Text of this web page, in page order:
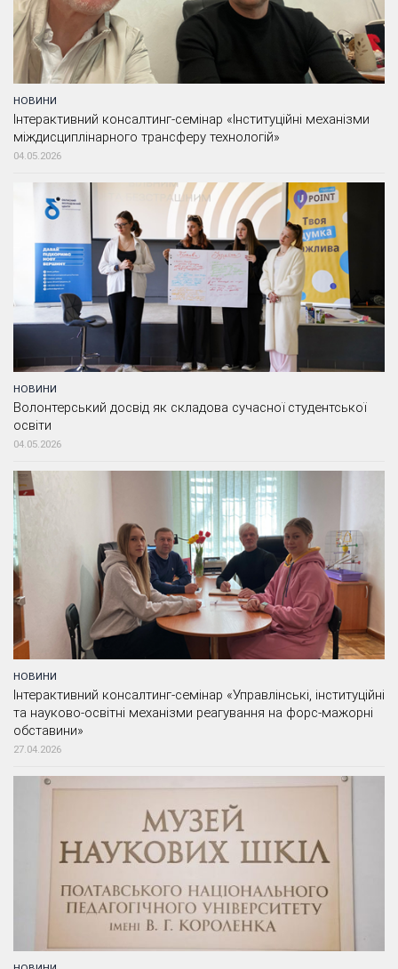
НОВИНИ
Інтерактивний консалтинг-семінар «Інституційні механізми
міждисциплінарного трансферу технологій»
04.05.2026
НОВИНИ
Волонтерський досвід як складова сучасної студентської
освіти
04.05.2026
НОВИНИ
Інтерактивний консалтинг-семінар «Управлінські, інституційні
та науково-освітні механізми реагування на форс-мажорні
обставини»
27.04.2026